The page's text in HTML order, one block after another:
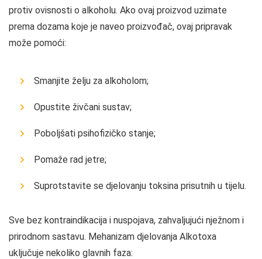
protiv ovisnosti o alkoholu. Ako ovaj proizvod uzimate
prema dozama koje je naveo proizvođač, ovaj pripravak
može pomoći:
Smanjite želju za alkoholom;
Opustite živčani sustav;
Poboljšati psihofizičko stanje;
Pomaže rad jetre;
Suprotstavite se djelovanju toksina prisutnih u tijelu.
Sve bez kontraindikacija i nuspojava, zahvaljujući nježnom i
prirodnom sastavu. Mehanizam djelovanja Alkotoxa
uključuje nekoliko glavnih faza: